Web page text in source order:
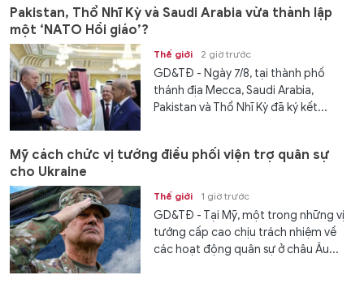
Pakistan, Thổ Nhĩ Kỳ và Saudi Arabia vừa thành lập
một ‘NATO Hồi giáo’?
Thế giới 2 giờ trước
GD&TĐ - Ngày 7/8, tại thành phố
thánh địa Mecca, Saudi Arabia,
Pakistan và Thổ Nhĩ Kỳ đã ký kết...
Mỹ cách chức vị tướng điều phối viện trợ quân sự
cho Ukraine
Thế giới 1 giờ trước
GD&TĐ - Tại Mỹ, một trong những vị
tướng cấp cao chịu trách nhiệm về
các hoạt động quân sự ở châu Âu...